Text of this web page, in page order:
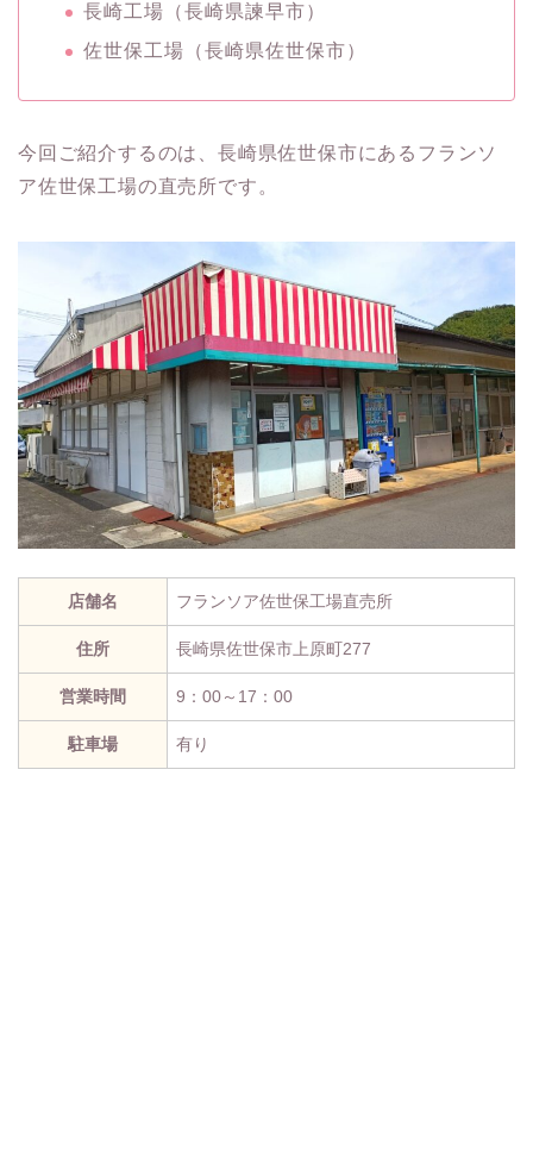
長崎工場（長崎県諫早市）
佐世保工場（長崎県佐世保市）
今回ご紹介するのは、長崎県佐世保市にあるフランソ
ア佐世保工場の直売所です。
店舗名 フランソア佐世保工場直売所
住所 長崎県佐世保市上原町277
営業時間 9：00～17：00
駐車場 有り